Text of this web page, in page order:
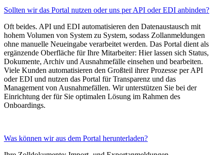
Sollten wir das Portal nutzen oder uns per API oder EDI anbinden?
Oft beides. API und EDI automatisieren den Datenaustausch mit
hohem Volumen von System zu System, sodass Zollanmeldungen
ohne manuelle Neueingabe verarbeitet werden. Das Portal dient als
ergänzende Oberfläche für Ihre Mitarbeiter: Hier lassen sich Status,
Dokumente, Archiv und Ausnahmefälle einsehen und bearbeiten.
Viele Kunden automatisieren den Großteil ihrer Prozesse per API
oder EDI und nutzen das Portal für Transparenz und das
Management von Ausnahmefällen. Wir unterstützen Sie bei der
Einrichtung der für Sie optimalen Lösung im Rahmen des
Onboardings.
Was können wir aus dem Portal herunterladen?